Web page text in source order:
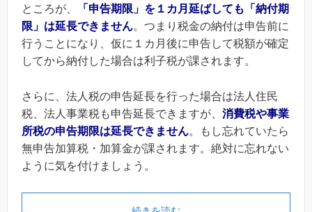
ところが、
「申告期限」を１カ月延ばしても「納付期
限」は延長できません。つまり税金の納付は申告前に
行うことになり、仮に１カ月後に申告して税額が確定
してから納付した場合は利子税が課されます。
さらに、法人税の申告延長を行った場合は法人住民
税、法人事業税も申告延長できますが、 消費税や事業
所税の申告期限は延長できません。もし忘れていたら
無申告加算税・加算金が課されます。絶対に忘れない
ように気を付けましょう。